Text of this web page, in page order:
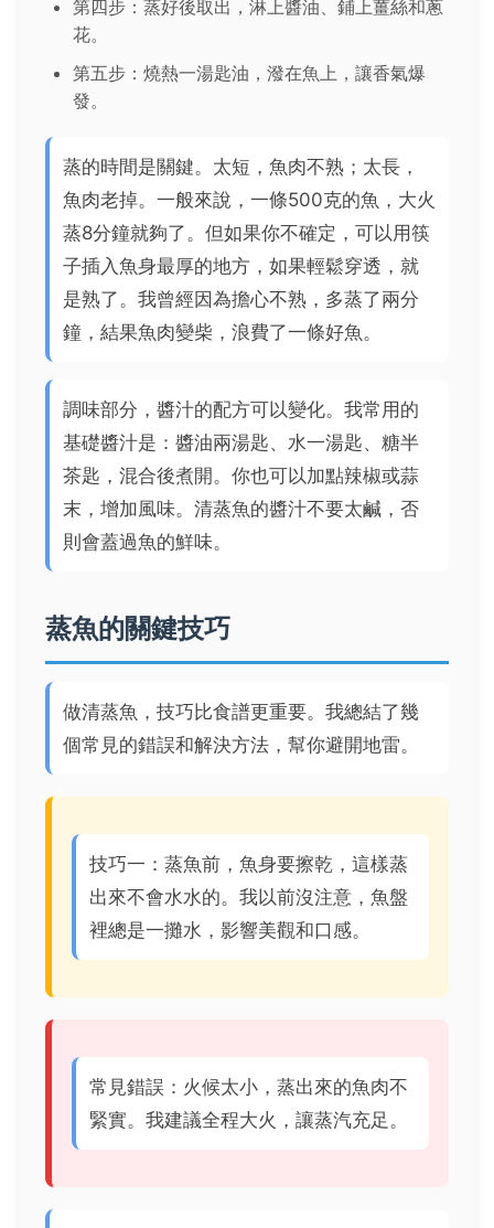
第四步：蒸好後取出，淋上醬油、鋪上薑絲和蔥
花。
第五步：燒熱一湯匙油，潑在魚上，讓香氣爆
發。
蒸的時間是關鍵。太短，魚肉不熟；太長，
魚肉老掉。一般來說，一條500克的魚，大火
蒸8分鐘就夠了。但如果你不確定，可以用筷
子插入魚身最厚的地方，如果輕鬆穿透，就
是熟了。我曾經因為擔心不熟，多蒸了兩分
鐘，結果魚肉變柴，浪費了一條好魚。
調味部分，醬汁的配方可以變化。我常用的
基礎醬汁是：醬油兩湯匙、水一湯匙、糖半
茶匙，混合後煮開。你也可以加點辣椒或蒜
末，增加風味。清蒸魚的醬汁不要太鹹，否
則會蓋過魚的鮮味。
蒸魚的關鍵技巧
做清蒸魚，技巧比食譜更重要。我總結了幾
個常見的錯誤和解決方法，幫你避開地雷。
技巧一：蒸魚前，魚身要擦乾，這樣蒸
出來不會水水的。我以前沒注意，魚盤
裡總是一攤水，影響美觀和口感。
常見錯誤：火候太小，蒸出來的魚肉不
緊實。我建議全程大火，讓蒸汽充足。